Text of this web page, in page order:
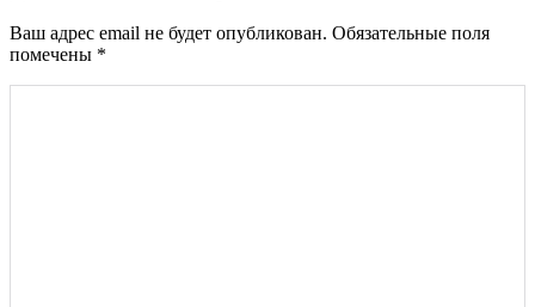
Ваш адрес email не будет опубликован. Обязательные поля
помечены *